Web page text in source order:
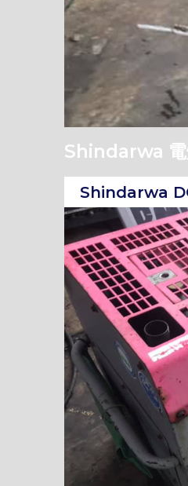
Shindarwa 電
Shindarwa